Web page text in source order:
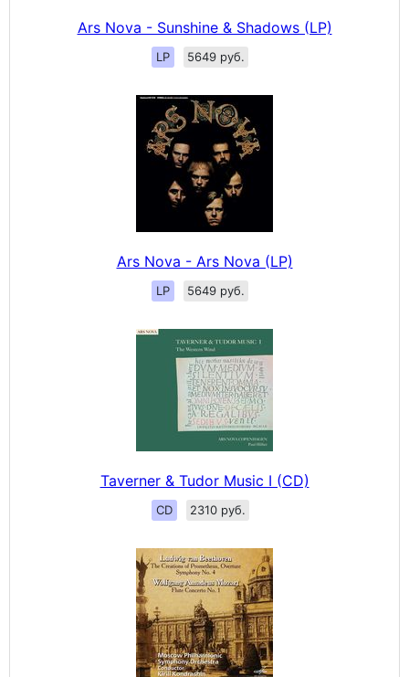
Ars Nova - Sunshine & Shadows (LP)
LP 5649 руб.
Ars Nova - Ars Nova (LP)
LP 5649 руб.
Taverner & Tudor Music I (CD)
CD 2310 руб.